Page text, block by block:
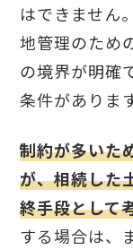
はできません
地管理のため
の境界が明確
条件があります
制約が多いた
が、相続した
終手段として
する場合は、